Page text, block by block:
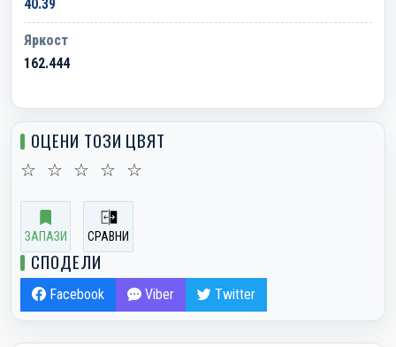
40.39
Яркост
162.444
ОЦЕНИ ТОЗИ ЦВЯТ
☆ ☆ ☆ ☆ ☆
ЗАПАЗИ СРАВНИ
СПОДЕЛИ
Facebook Viber Twitter